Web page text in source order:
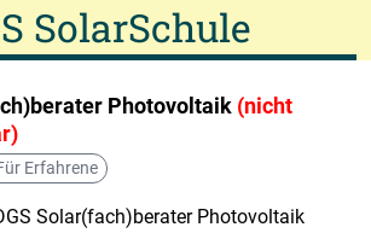
SolarSchule
Photovoltaik (nicht
Erfahrene
Solar(fach)berater Photovoltaik